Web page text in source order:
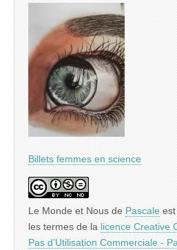
Billets femmes en science
Le Monde et Nous de Pascale
les termes de la licence Creative
Pas d’Utilisation Commerciale -